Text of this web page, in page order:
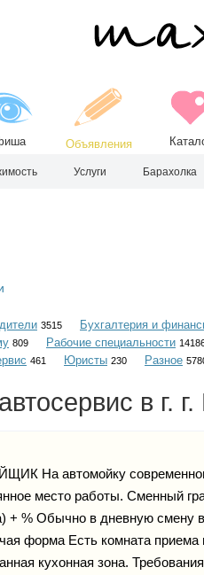
Объявления
Услуги Барахолка
3515 Бухгалтерия и
809 Рабочие специальности
461 Юристы 230 Разное
в г.
На автомойку современного
место работы. Сменный
+ % Обычно в дневную смену
форма Есть комната
кухонная зона.